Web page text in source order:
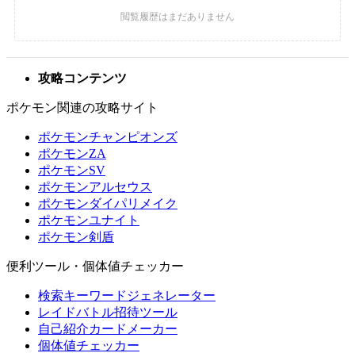
攻略コンテンツ
ポケモン関連の攻略サイト
ポケモンチャンピオンズ
ポケモンZA
ポケモンSV
ポケモンアルセウス
ポケモンダイパリメイク
ポケモンユナイト
ポケモン剣盾
便利ツール・個体値チェッカー
検索キーワードジェネレーター
レイドバトル招待ツール
自己紹介カードメーカー
個体値チェッカー